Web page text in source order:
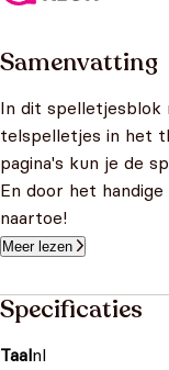
Samenvatting
In dit
telspelletjes in het
pagina's kun je de
En door het
naartoe!
Meer lezen
Specificaties
Taalnl